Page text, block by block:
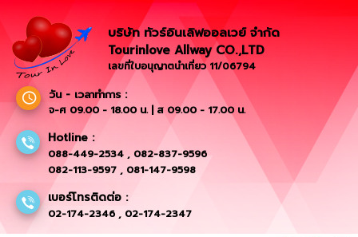
บริษัท ทัวร์อินเลิฟออลเวย์ จำกัด
Tourinlove Allway CO.,LTD
เลขที่ใบอนุญาตนำเที่ยว 11/06794
วัน - เวลาทำการ :
จ-ศ 09.00 - 18.00 น. | ส 09.00 - 17.00 น.
Hotline :
088-449-2534 , 082-837-9596
082-113-9597 , 081-147-9598
เบอร์โทรติดต่อ :
02-174-2346 , 02-174-2347